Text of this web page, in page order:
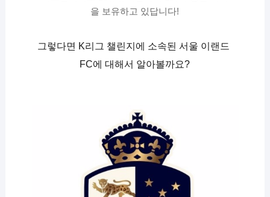
을 보유하고 있답니다!
그렇다면 K리그 챌린지에 소속된 서울 이랜드
FC에 대해서 알아볼까요?